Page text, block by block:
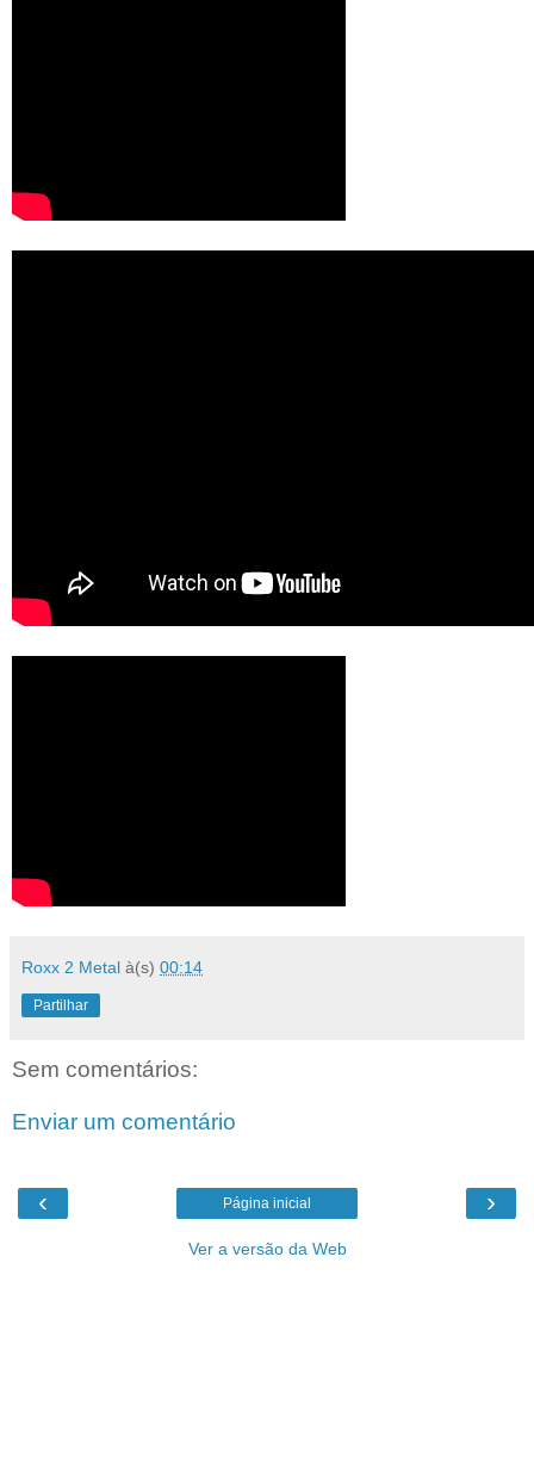
Roxx 2 Metal à(s) 00:14
Partilhar
Sem comentários:
Enviar um comentário
‹ ›
Página inicial
Ver a versão da Web